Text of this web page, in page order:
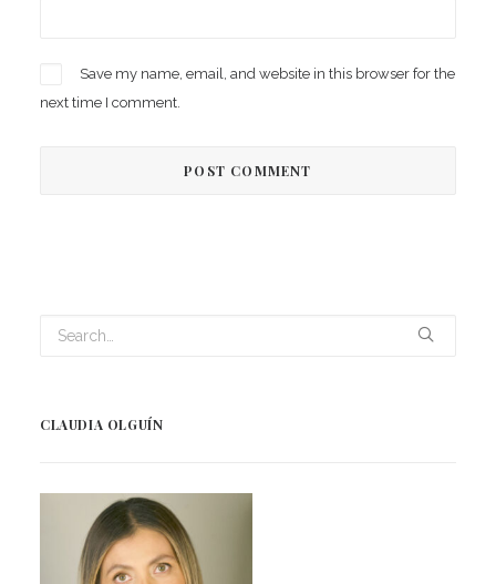
Save my name, email, and website in this browser for the
next time I comment.
CLAUDIA OLGUÍN